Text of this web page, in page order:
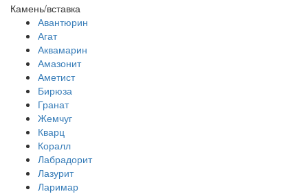
Камень/вставка
Авантюрин
Агат
Аквамарин
Амазонит
Аметист
Бирюза
Гранат
Жемчуг
Кварц
Коралл
Лабрадорит
Лазурит
Ларимар